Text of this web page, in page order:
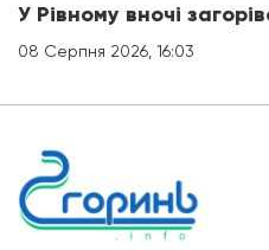
У Рівному вночі
08 Серпня 2026, 16:03